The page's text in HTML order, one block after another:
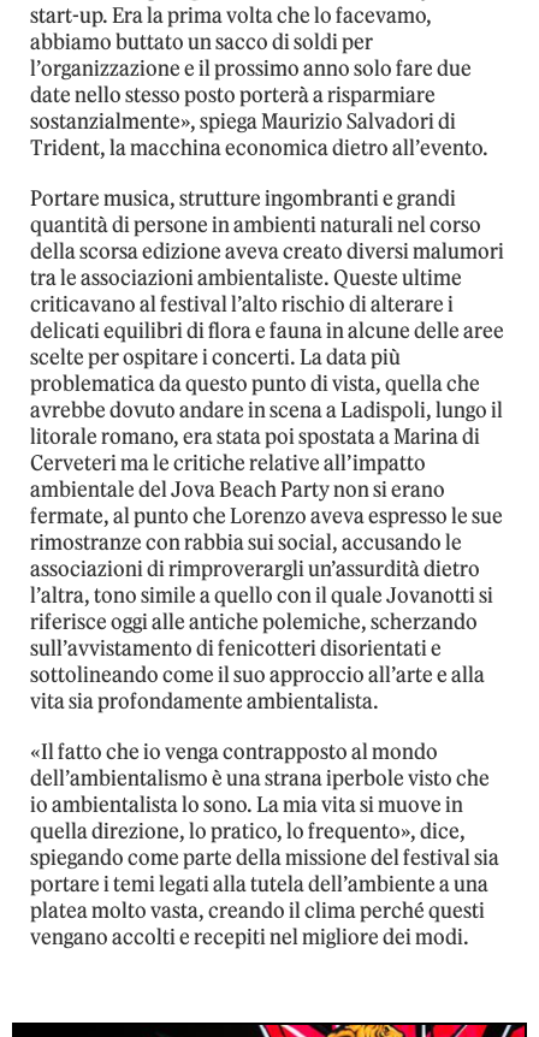
start-up. Era la prima volta che lo facevamo,
abbiamo buttato un sacco di soldi per
l’organizzazione e il prossimo anno solo fare due
date nello stesso posto porterà a risparmiare
sostanzialmente», spiega Maurizio Salvadori di
Trident, la macchina economica dietro all’evento.
Portare musica, strutture ingombranti e grandi
quantità di persone in ambienti naturali nel corso
della scorsa edizione aveva creato diversi malumori
tra le associazioni ambientaliste. Queste ultime
criticavano al festival l’alto rischio di alterare i
delicati equilibri di flora e fauna in alcune delle aree
scelte per ospitare i concerti. La data più
problematica da questo punto di vista, quella che
avrebbe dovuto andare in scena a Ladispoli, lungo il
litorale romano, era stata poi spostata a Marina di
Cerveteri ma le critiche relative all’impatto
ambientale del Jova Beach Party non si erano
fermate, al punto che Lorenzo aveva espresso le sue
rimostranze con rabbia sui social, accusando le
associazioni di rimproverargli un’assurdità dietro
l’altra, tono simile a quello con il quale Jovanotti si
riferisce oggi alle antiche polemiche, scherzando
sull’avvistamento di fenicotteri disorientati e
sottolineando come il suo approccio all’arte e alla
vita sia profondamente ambientalista.
«Il fatto che io venga contrapposto al mondo
dell’ambientalismo è una strana iperbole visto che
io ambientalista lo sono. La mia vita si muove in
quella direzione, lo pratico, lo frequento», dice,
spiegando come parte della missione del festival sia
portare i temi legati alla tutela dell’ambiente a una
platea molto vasta, creando il clima perché questi
vengano accolti e recepiti nel migliore dei modi.